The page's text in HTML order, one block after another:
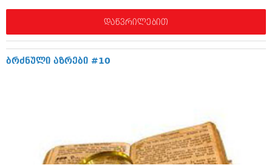
ნოემბერი 0201 (1)
დაწვრილებით
ბრძნული აზრები #10